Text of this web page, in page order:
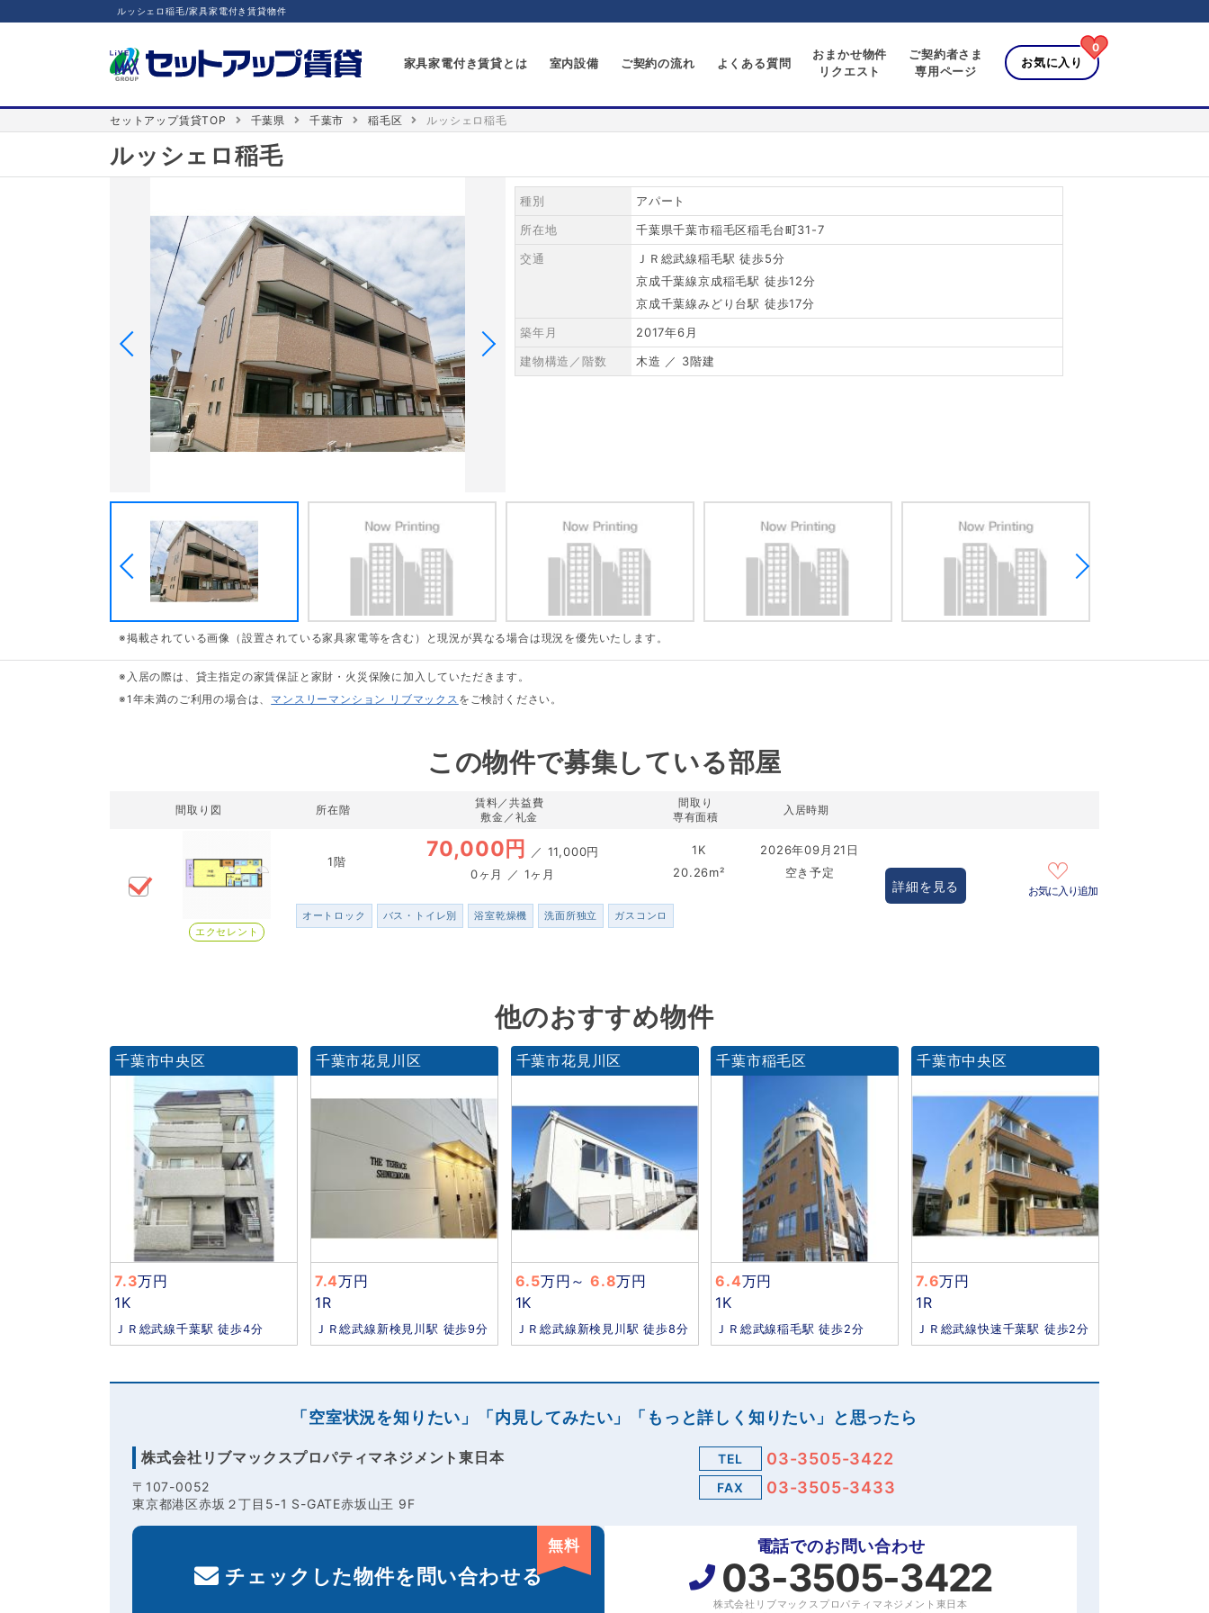
ルッシェロ稲毛/家具家電付き賃貸物件
家具家電付き賃貸とは 室内設備 ご契約の流れ よくある質問
おまかせ物件
リクエスト
ご契約者さま
専用ページ
お気に入り
0
セットアップ賃貸TOP 千葉県 千葉市 稲毛区 ルッシェロ稲毛
ルッシェロ稲毛
種別
アパート
所在地
千葉県千葉市稲毛区稲毛台町31-7
交通
ＪＲ総武線稲毛駅 徒歩5分
京成千葉線京成稲毛駅 徒歩12分
京成千葉線みどり台駅 徒歩17分
築年月
2017年6月
建物構造／階数
木造 ／ 3階建
※掲載されている画像（設置されている家具家電等を含む）と現況が異なる場合は現況を優先いたします。
※入居の際は、貸主指定の家賃保証と家財・火災保険に加入していただきます。
※1年未満のご利用の場合は、 マンスリーマンション リブマックス をご検討ください。
この物件で募集している部屋
間取り図 所在階
賃料／共益費
敷金／礼金
間取り
専有面積
入居時期
エクセレント
1階 70,000円 ／ 11,000円
0ヶ月 ／ 1ヶ月
1K
20.26m²
2026年09月21日
空き予定
オートロック バス・トイレ別 浴室乾燥機 洗面所独立 ガスコンロ
詳細を見る お気に入り追加
他のおすすめ物件
千葉市中央区
7.3万円
1K
ＪＲ総武線千葉駅 徒歩4分
千葉市花見川区
7.4万円
1R
ＪＲ総武線新検見川駅 徒歩9分
千葉市花見川区
6.5万円 ～ 6.8万円
1K
ＪＲ総武線新検見川駅 徒歩8分
千葉市稲毛区
6.4万円
1K
ＪＲ総武線稲毛駅 徒歩2分
千葉市中央区
7.6万円
1R
ＪＲ総武線快速千葉駅 徒歩2分
「空室状況を知りたい」「内見してみたい」「もっと詳しく知りたい」と思ったら
株式会社リブマックスプロパティマネジメント東日本
〒107-0052
東京都港区赤坂２丁目5-1 S-GATE赤坂山王 9F
TEL 03-3505-3422
FAX 03-3505-3433
チェックした物件を 問い合わせる
無料 電話でのお問い合わせ
03-3505-3422
株式会社リブマックスプロパティマネジメント東日本